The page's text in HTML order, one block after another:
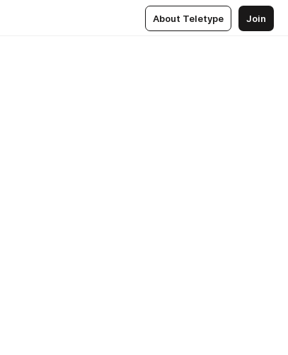
About Teletype Join